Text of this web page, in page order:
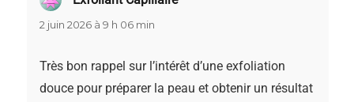
2 juin 2026 à 9 h 06 min
Très bon rappel sur l’intérêt d’une exfoliation
douce pour préparer la peau et obtenir un résultat